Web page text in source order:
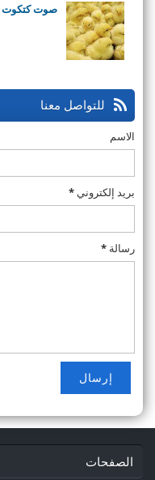
صوت كتكوت
للتواصل معنا
الاسم
بريد إلكتروني*
رسالة *
الصفحات